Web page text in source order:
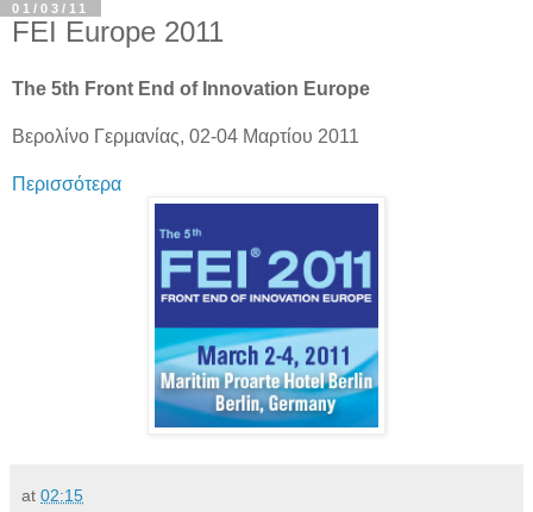
01/03/11
FEI Europe 2011
The 5th Front End of Innovation Europe
Βερολίνο Γερμανίας, 02-04 Μαρτίου 2011
Περισσότερα
at 02:15